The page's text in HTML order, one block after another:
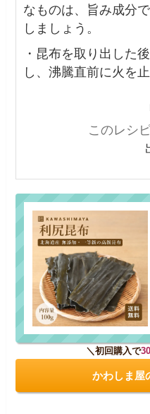
なものは、旨み成分
しましょう。
・昆布を取り出した
し、沸騰直前に火を
このレシ
＼初回購入で
かわしま屋